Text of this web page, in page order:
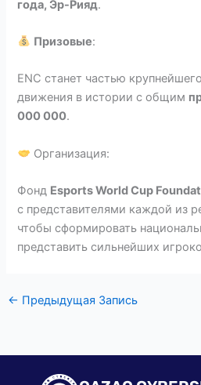
года, Эр-Рияд.
Призовые:
ENC станет частью
движения в истории с общим
000 000.
Организация:
Фонд Esports World Cup
с представителями каждой из
чтобы сформировать
представить сильнейших
← Предыдущая Запись